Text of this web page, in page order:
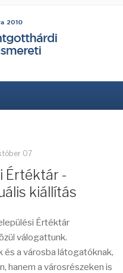
07
Értéktár -
kiállítás
Értéktár
válogattunk.
a városba látogatóknak,
hanem a városrészeken is